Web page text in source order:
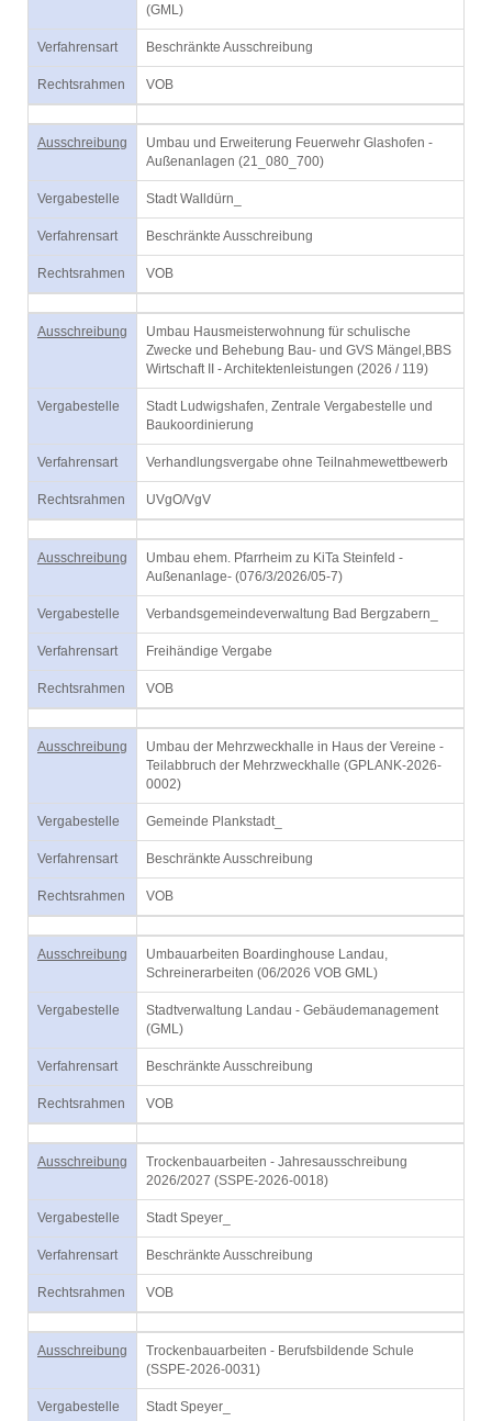
(GML)
Verfahrensart Beschränkte Ausschreibung
Rechtsrahmen VOB
Ausschreibung
Umbau und Erweiterung Feuerwehr Glashofen -
Außenanlagen (21_080_700)
Vergabestelle Stadt Walldürn_
Verfahrensart Beschränkte Ausschreibung
Rechtsrahmen VOB
Ausschreibung
Umbau Hausmeisterwohnung für schulische
Zwecke und Behebung Bau- und GVS Mängel,BBS
Wirtschaft II - Architektenleistungen (2026 / 119)
Vergabestelle
Stadt Ludwigshafen, Zentrale Vergabestelle und
Baukoordinierung
Verfahrensart Verhandlungsvergabe ohne Teilnahmewettbewerb
Rechtsrahmen UVgO/VgV
Ausschreibung
Umbau ehem. Pfarrheim zu KiTa Steinfeld -
Außenanlage- (076/3/2026/05-7)
Vergabestelle Verbandsgemeindeverwaltung Bad Bergzabern_
Verfahrensart Freihändige Vergabe
Rechtsrahmen VOB
Ausschreibung
Umbau der Mehrzweckhalle in Haus der Vereine -
Teilabbruch der Mehrzweckhalle (GPLANK-2026-
0002)
Vergabestelle Gemeinde Plankstadt_
Verfahrensart Beschränkte Ausschreibung
Rechtsrahmen VOB
Ausschreibung
Umbauarbeiten Boardinghouse Landau,
Schreinerarbeiten (06/2026 VOB GML)
Vergabestelle
Stadtverwaltung Landau - Gebäudemanagement
(GML)
Verfahrensart Beschränkte Ausschreibung
Rechtsrahmen VOB
Ausschreibung
Trockenbauarbeiten - Jahresausschreibung
2026/2027 (SSPE-2026-0018)
Vergabestelle Stadt Speyer_
Verfahrensart Beschränkte Ausschreibung
Rechtsrahmen VOB
Ausschreibung
Trockenbauarbeiten - Berufsbildende Schule
(SSPE-2026-0031)
Vergabestelle Stadt Speyer_